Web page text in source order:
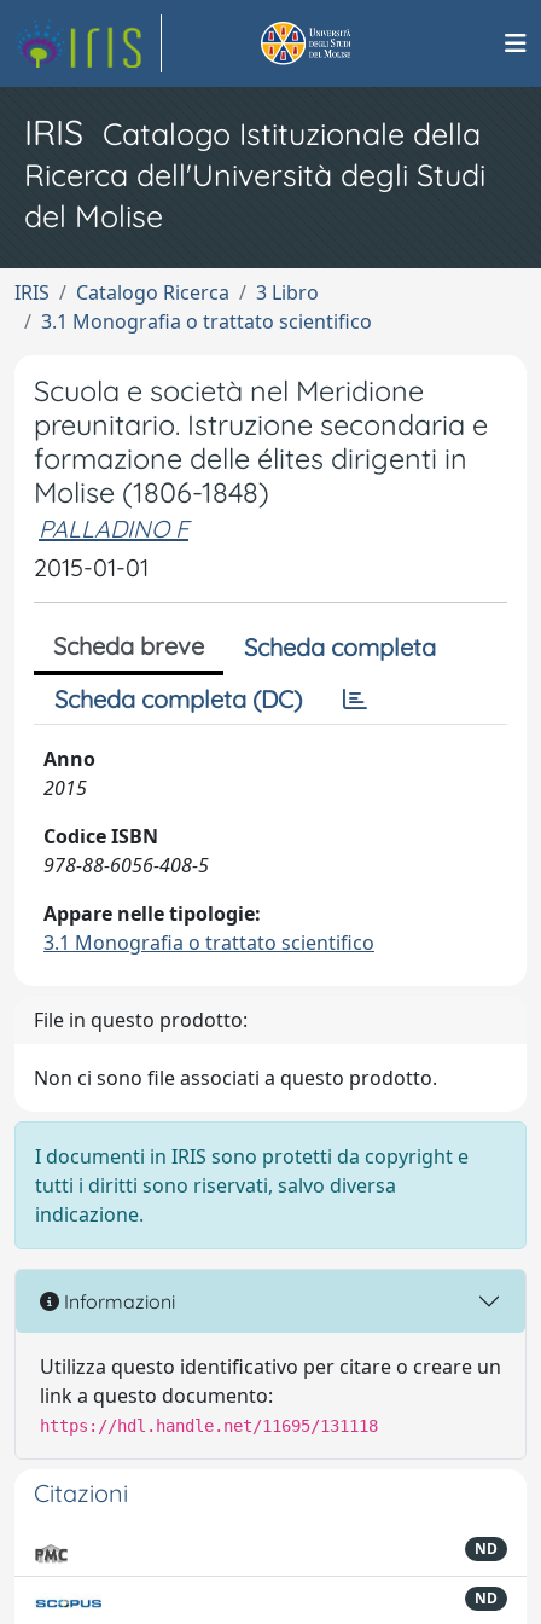
IRIS Catalogo Istituzionale della
Ricerca dell'Università degli Studi
del Molise
IRIS Catalogo Ricerca
3 Libro
3.1 Monografia o trattato scientifico
Scuola e società nel Meridione
preunitario. Istruzione secondaria e
formazione delle élites dirigenti in
Molise (1806-1848)
PALLADINO F
2015-01-01
Scheda breve
Scheda completa
Scheda completa (DC)
Anno
2015
Codice ISBN
978-88-6056-408-5
Appare nelle tipologie:
3.1 Monografia o trattato scientifico
File in questo prodotto:
Non ci sono file associati a questo prodotto.
I documenti in IRIS sono protetti da copyright e
tutti i diritti sono riservati, salvo diversa
indicazione.
Informazioni
Utilizza questo identificativo per citare o creare un
link a questo documento:
https://hdl.handle.net/11695/131118
Citazioni
ND
ND